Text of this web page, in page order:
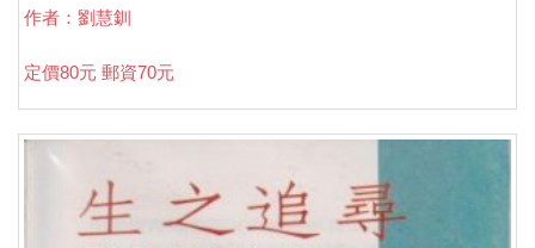
作者：劉慧釧
定價80元 郵資70元